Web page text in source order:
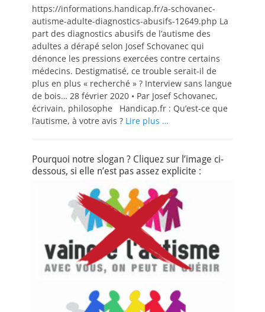
https://informations.handicap.fr/a-schovanec-
autisme-adulte-diagnostics-abusifs-12649.php La
part des diagnostics abusifs de l’autisme des
adultes a dérapé selon Josef Schovanec qui
dénonce les pressions exercées contre certains
médecins. Destigmatisé, ce trouble serait-il de
plus en plus « recherché » ? Interview sans langue
de bois… 28 février 2020 • Par Josef Schovanec,
écrivain, philosophe Handicap.fr : Qu’est-ce que
l’autisme, à votre avis ? Lire plus …
Pourquoi notre slogan ? Cliquez sur l’image ci-
dessous, si elle n’est pas assez explicite :